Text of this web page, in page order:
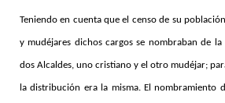
Teniendo en cuenta que el censo de su
y mudéjares dichos cargos se nombraban de la
dos Alcaldes, uno cristiano y el otro mudéjar;
la distribución era la misma. El nombramiento